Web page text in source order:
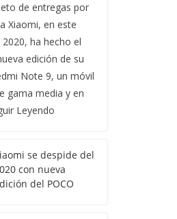
de entregas por
Xiaomi, en este
ha hecho el
edición de su
Note 9, un móvil
gama media y en
Leyendo
se despide del
con nueva
del POCO